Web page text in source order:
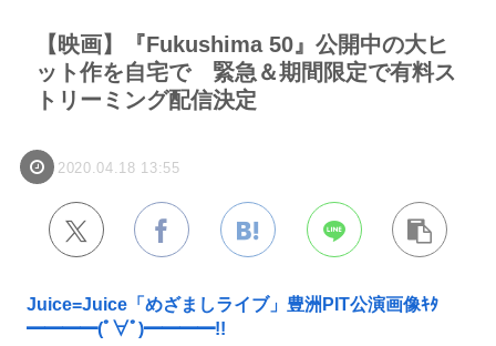
【映画】『Fukushima 50』公開中の大ヒ
ット作を自宅で 緊急＆期間限定で有料ス
トリーミング配信決定
2020.04.18 13:55
Juice=Juice「めざましライブ」豊洲PIT公演画像ｷﾀ
━━━━(ﾟ∀ﾟ)━━━━!!